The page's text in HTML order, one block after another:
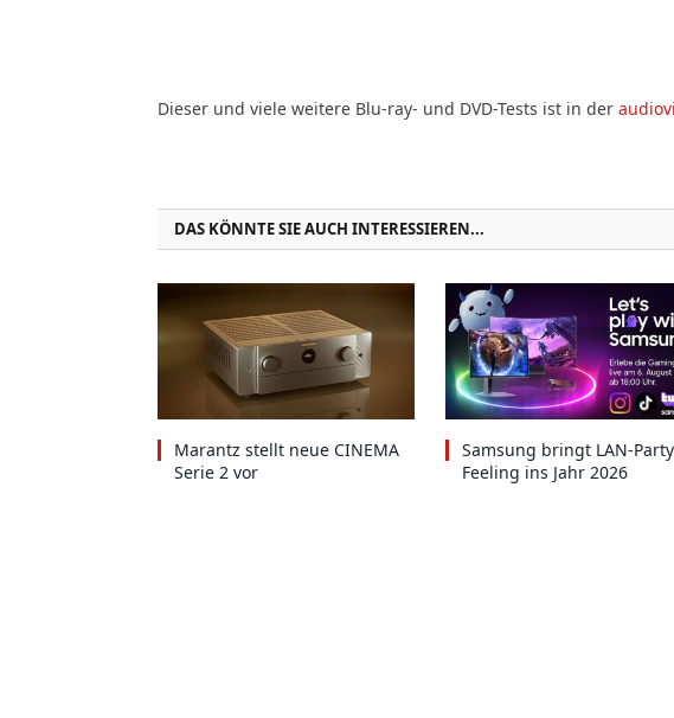
Dieser und viele weitere Blu-ray- und DVD-Tests ist in der
DAS KÖNNTE SIE AUCH INTERESSIEREN...
Marantz stellt neue CINEMA
Serie 2 vor
Samsung bringt LAN-
Feeling ins Jahr 2026